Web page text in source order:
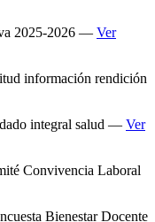
2025-2026 — Ver
información rendición
integral salud — Ver
Convivencia Laboral
Bienestar Docente